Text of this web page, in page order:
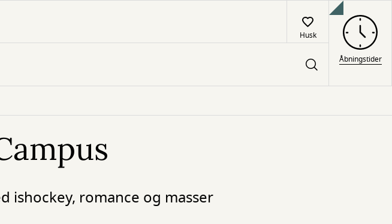
Husk
Åbningstider
ishockey, romance og masser